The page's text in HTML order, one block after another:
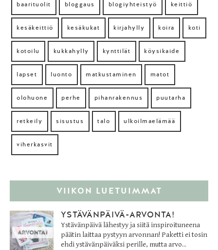
baarituolit bloggaus blogiyhteistyö keittiö
kesäkeittiö kesäkukat kirjahylly koira koti
kotoilu kukkahylly kynttilät köysikaide
lapset luonto matkustaminen matot
olohuone perhe pihanrakennus puutarha
retkeily sisustus talo ulkoilmaelämää
viherkasvit
VIIKON LUETUIMMAT
YSTÄVÄNPÄIVÄ-ARVONTA!
Ystävänpäivä lähestyy ja siitä inspiroituneena
päätin laittaa pystyyn arvonnan! Paketti ei tosin
ehdi ystävänpäiväksi perille, mutta arvo...